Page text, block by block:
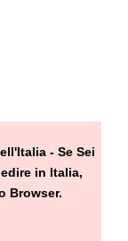
- Se Sei
in Italia,
Browser.